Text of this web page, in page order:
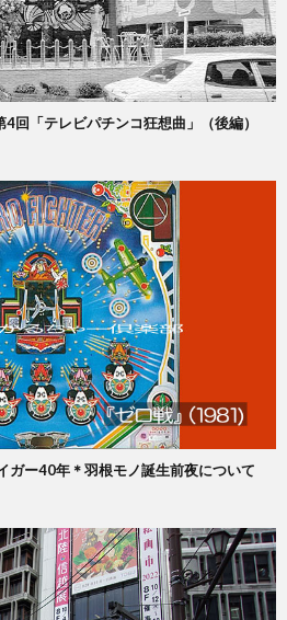
4回「テレビパチンコ狂想曲」（後編）
ガー40年＊羽根モノ誕生前夜について